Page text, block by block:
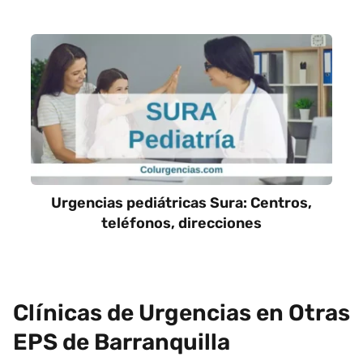
Urgencias pediátricas Sura: Centros,
teléfonos, direcciones
Clínicas de Urgencias en Otras
EPS de Barranquilla